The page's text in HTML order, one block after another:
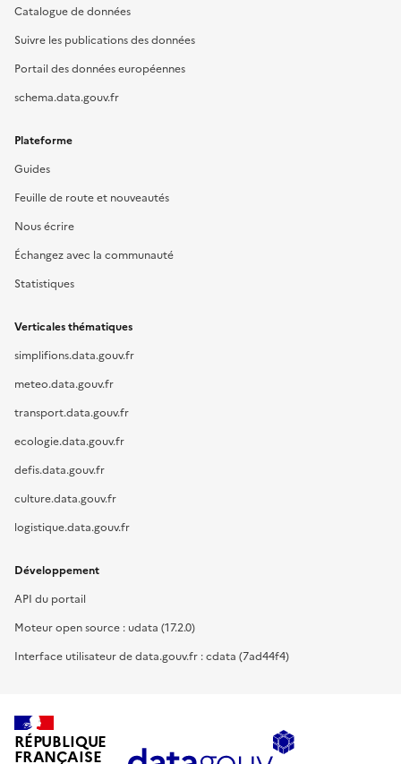
Catalogue de données
Suivre les publications des données
Portail des données européennes
schema.data.gouv.fr
Plateforme
Guides
Feuille de route et nouveautés
Nous écrire
Échangez avec la communauté
Statistiques
Verticales thématiques
simplifions.data.gouv.fr
meteo.data.gouv.fr
transport.data.gouv.fr
ecologie.data.gouv.fr
defis.data.gouv.fr
culture.data.gouv.fr
logistique.data.gouv.fr
Développement
API du portail
Moteur open source : udata (17.2.0)
Interface utilisateur de data.gouv.fr : cdata (7ad44f4)
RÉPUBLIQUE
FRANÇAISE